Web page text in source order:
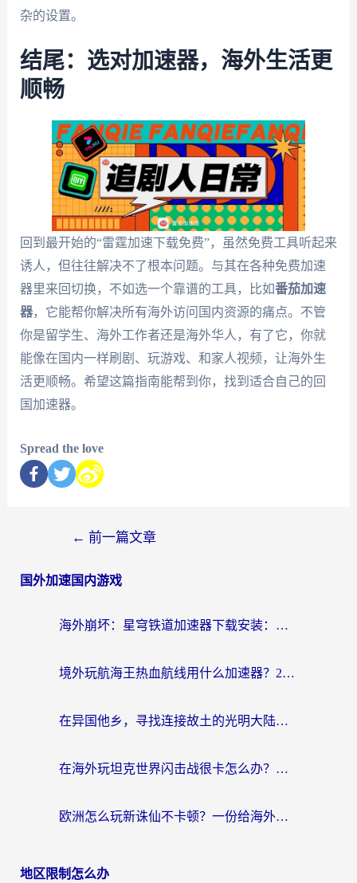
杂的设置。
结尾：选对加速器，海外生活更
顺畅
回到最开始的“雷霆加速下载免费”，虽然免费工具听起来
诱人，但往往解决不了根本问题。与其在各种免费加速
器里来回切换，不如选一个靠谱的工具，比如番茄加速
器，它能帮你解决所有海外访问国内资源的痛点。不管
你是留学生、海外工作者还是海外华人，有了它，你就
能像在国内一样刷剧、玩游戏、和家人视频，让海外生
活更顺畅。希望这篇指南能帮到你，找到适合自己的回
国加速器。
Spread the love
← 前一篇文章
国外加速国内游戏
海外崩坏：星穹铁道加速器下载安装：一份给游子的终极网络指南
境外玩航海王热血航线用什么加速器？2026海外玩家实测最优方案（附欧洲问道堡垒前线加速技巧）
在异国他乡，寻找连接故土的光明大陆免费加速器
在海外玩坦克世界闪击战很卡怎么办？老玩家亲测有效的加速器选择指南
欧洲怎么玩新诛仙不卡顿？一份给海外游子的国服游戏畅玩指南
地区限制怎么办